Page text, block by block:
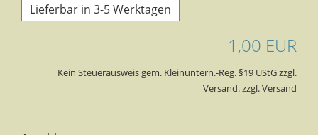
Lieferbar in 3-5 Werktagen
1,00 EUR
Kein Steuerausweis gem. Kleinuntern.-Reg. §19 UStG zzgl.
Versand. zzgl. Versand